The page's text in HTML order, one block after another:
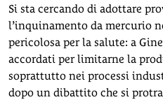
Si sta cercando di adottare
l’inquinamento da mercurio
pericolosa per la salute: a
accordati per limitarne la
soprattutto nei processi
dopo un dibattito che si